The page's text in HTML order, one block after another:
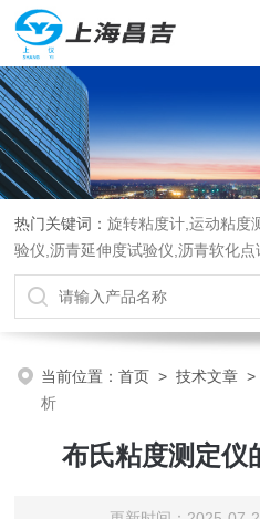
热门关键词：旋转粘度计,运动粘度
验仪,沥青延伸度试验仪,沥青软化点
当前位置：首页 >技术文章
析
布氏粘度测定仪